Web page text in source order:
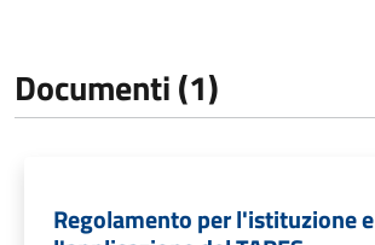
Documenti (1)
Regolamento per l'istituzione e